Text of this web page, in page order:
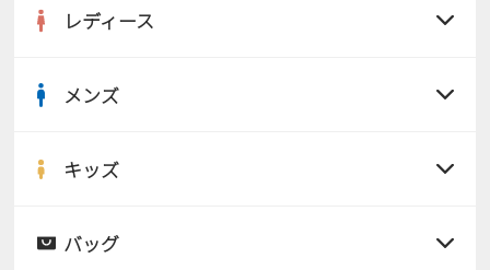
レディース
サンダル
メンズ
サンダル
キッズ
バッグ